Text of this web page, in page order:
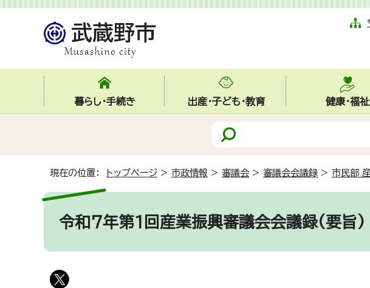
暮らし・手続き 出産・子ども・教育 健康・福祉
現在の位置： トップページ > 市政情報 > 審議会 > 審議会会議録 > 市民部
令和7年第1回産業振興審議会会議録(要旨)